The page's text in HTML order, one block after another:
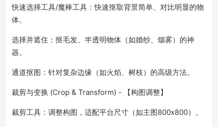
快速选择工具/魔棒工具：快速抠取背景简单、对比明显的物
体。
选择并遮住：抠毛发、半透明物体（如婚纱、烟雾）的神
器。
通道抠图：针对复杂边缘（如火焰、树枝）的高级方法。
裁剪与变换 (Crop & Transform) - 【构图调整】
裁剪工具：调整构图，适配平台尺寸（如主图800x800）。